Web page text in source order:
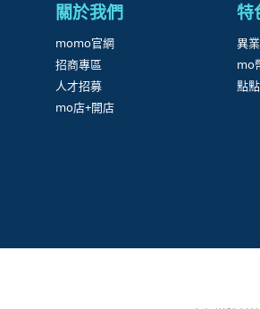
關於我們
momo官網
招商專區
人才招募
mo店+開店
特
異
mo
點